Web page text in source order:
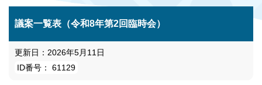
議案一覧表（令和8年第2回臨時会）
更新日：2026年5月11日
ID番号： 61129